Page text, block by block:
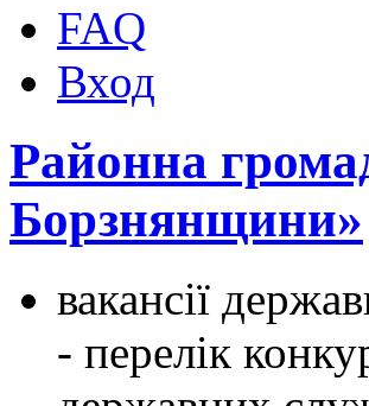
FAQ
Вход
Районна
Борзнянщини»
вакансії
- перелік